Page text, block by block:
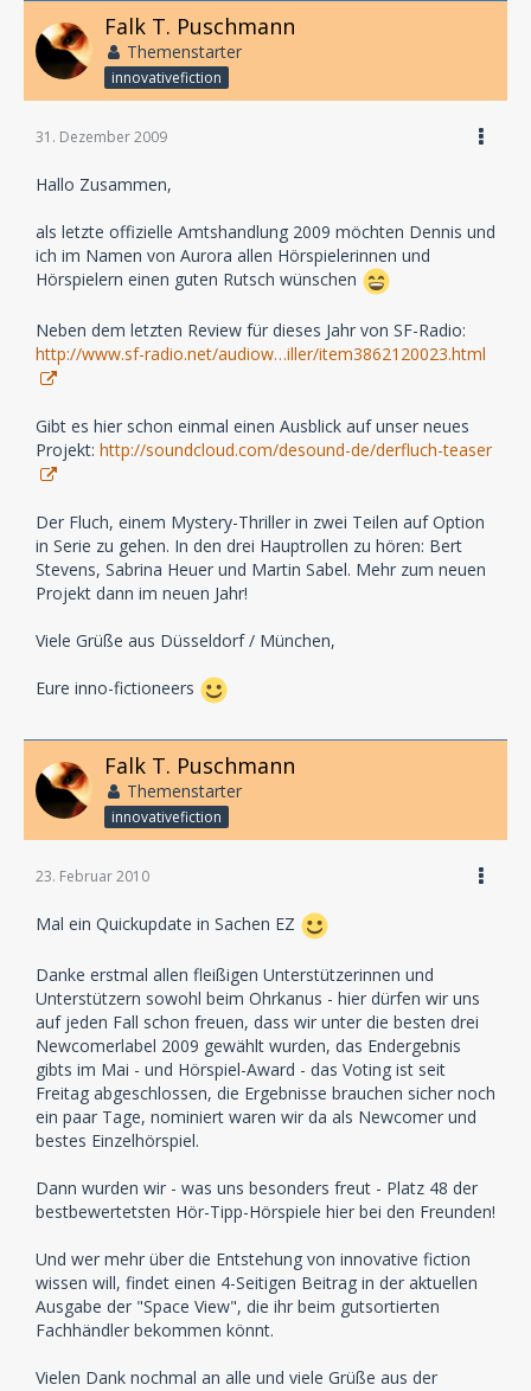
Falk T. Puschmann
Themenstarter
innovativefiction
31. Dezember 2009
Hallo Zusammen,
als letzte offizielle Amtshandlung 2009 möchten Dennis und
ich im Namen von Aurora allen Hörspielerinnen und
Hörspielern einen guten Rutsch wünschen
Neben dem letzten Review für dieses Jahr von SF-Radio:
http://www.sf-radio.net/audiow…iller/item3862120023.html
Gibt es hier schon einmal einen Ausblick auf unser neues
Projekt: http://soundcloud.com/desound-de/derfluch-teaser
Der Fluch, einem Mystery-Thriller in zwei Teilen auf Option
in Serie zu gehen. In den drei Hauptrollen zu hören: Bert
Stevens, Sabrina Heuer und Martin Sabel. Mehr zum neuen
Projekt dann im neuen Jahr!
Viele Grüße aus Düsseldorf / München,
Eure inno-fictioneers
Falk T. Puschmann
Themenstarter
innovativefiction
23. Februar 2010
Mal ein Quickupdate in Sachen EZ
Danke erstmal allen fleißigen Unterstützerinnen und
Unterstützern sowohl beim Ohrkanus - hier dürfen wir uns
auf jeden Fall schon freuen, dass wir unter die besten drei
Newcomerlabel 2009 gewählt wurden, das Endergebnis
gibts im Mai - und Hörspiel-Award - das Voting ist seit
Freitag abgeschlossen, die Ergebnisse brauchen sicher noch
ein paar Tage, nominiert waren wir da als Newcomer und
bestes Einzelhörspiel.
Dann wurden wir - was uns besonders freut - Platz 48 der
bestbewertetsten Hör-Tipp-Hörspiele hier bei den Freunden!
Und wer mehr über die Entstehung von innovative fiction
wissen will, findet einen 4-Seitigen Beitrag in der aktuellen
Ausgabe der "Space View", die ihr beim gutsortierten
Fachhändler bekommen könnt.
Vielen Dank nochmal an alle und viele Grüße aus der